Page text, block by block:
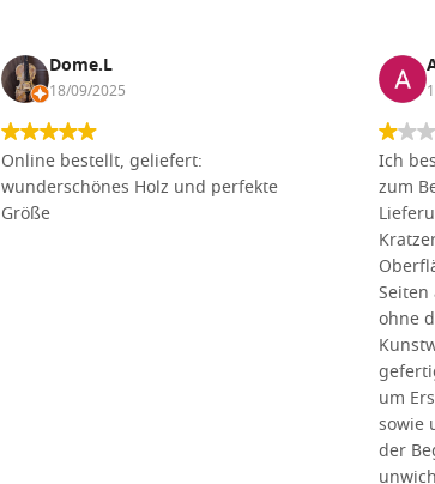
Dome.L
18/09/2025
Online bestellt, geliefert:
wunderschönes Holz und perfekte
Größe
Ich
zum
ohne
um
sowie
der